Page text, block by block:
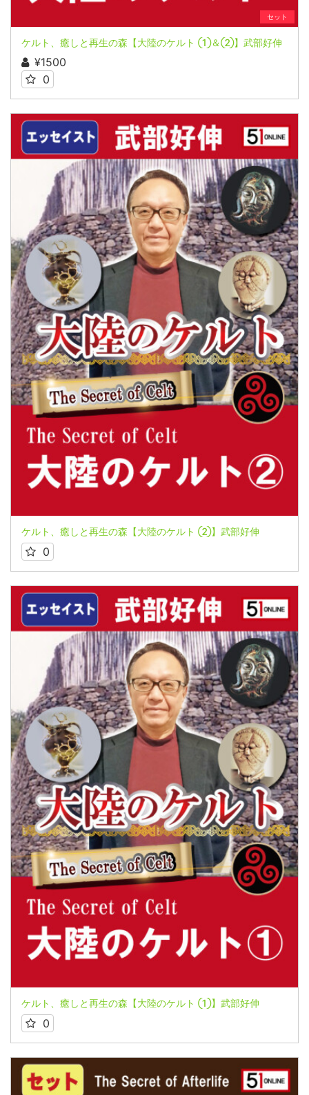
セット
ケルト、癒しと再生の森【大陸のケルト ①＆②】武部好伸
¥1500
0
ケルト、癒しと再生の森【大陸のケルト ②】武部好伸
0
ケルト、癒しと再生の森【大陸のケルト ①】武部好伸
0